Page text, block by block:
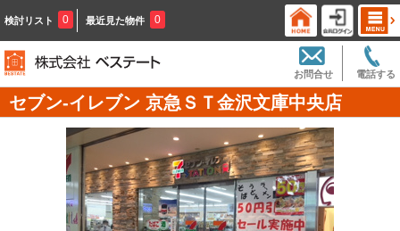
検討リスト 0 最近見た物件 0
電話する
お問合せ
セブン‐イレブン 京急ＳＴ金沢文庫中央店